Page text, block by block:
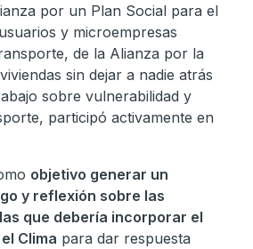
por un Plan Social para el
y microempresas
de la Alianza por la
sin dejar a nadie atrás
sobre vulnerabilidad y
participó activamente en
objetivo generar un
y reflexión sobre las
que debería incorporar el
Clima para dar respuesta